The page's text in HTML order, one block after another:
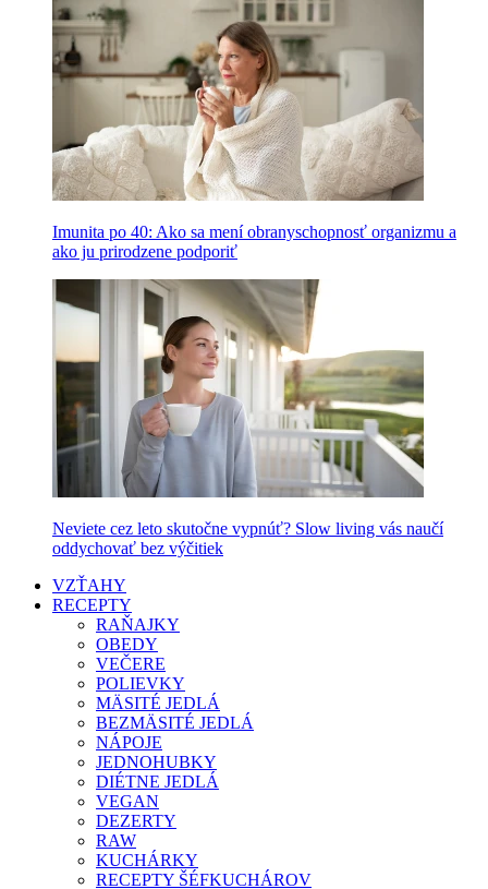
Imunita po 40: Ako sa mení obranyschopnosť organizmu a
ako ju prirodzene podporiť
Neviete cez leto skutočne vypnúť? Slow living vás naučí
oddychovať bez výčitiek
VZŤAHY
RECEPTY
RAŇAJKY
OBEDY
VEČERE
POLIEVKY
MÄSITÉ JEDLÁ
BEZMÄSITÉ JEDLÁ
NÁPOJE
JEDNOHUBKY
DIÉTNE JEDLÁ
VEGAN
DEZERTY
RAW
KUCHÁRKY
RECEPTY ŠÉFKUCHÁROV